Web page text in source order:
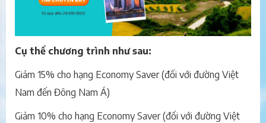
Cụ thể chương trình như sau:
Giảm 15% cho hạng Economy Saver (đối với đường Việt
Nam đến Đông Nam Á)
Giảm 10% cho hạng Economy Saver (đối với đường Việt